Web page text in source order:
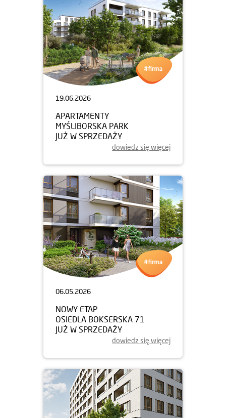
19.06.2026
APARTAMENTY
MYŚLIBORSKA PARK
JUŻ W SPRZEDAŻY
dowiedz się więcej
06.05.2026
NOWY ETAP
OSIEDLA BOKSERSKA 71
JUŻ W SPRZEDAŻY
dowiedz się więcej